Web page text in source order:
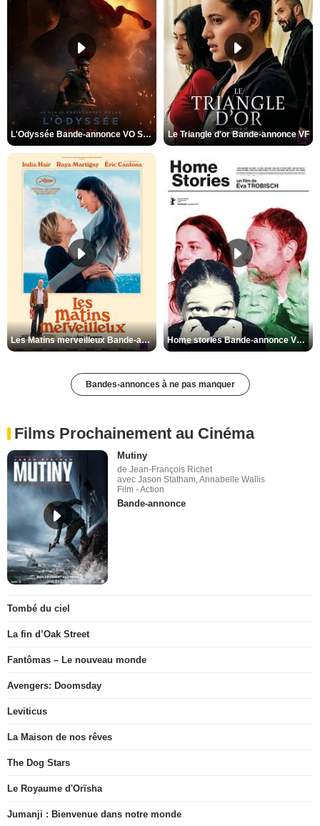
L'Odyssée Bande-annonce VO STFR Le Triangle d'or Bande-annonce VF
Les Matins merveilleux Bande-annonce VF Home stories Bande-annonce VO STFR
Bandes-annonces à ne pas manquer
Films Prochainement au Cinéma
Mutiny
de Jean-François Richet
avec Jason Statham, Annabelle Wallis
Film - Action
Bande-annonce
Tombé du ciel
La fin d’Oak Street
Fantômas – Le nouveau monde
Avengers: Doomsday
Leviticus
La Maison de nos rêves
The Dog Stars
Le Royaume d'Orïsha
Jumanji : Bienvenue dans notre monde